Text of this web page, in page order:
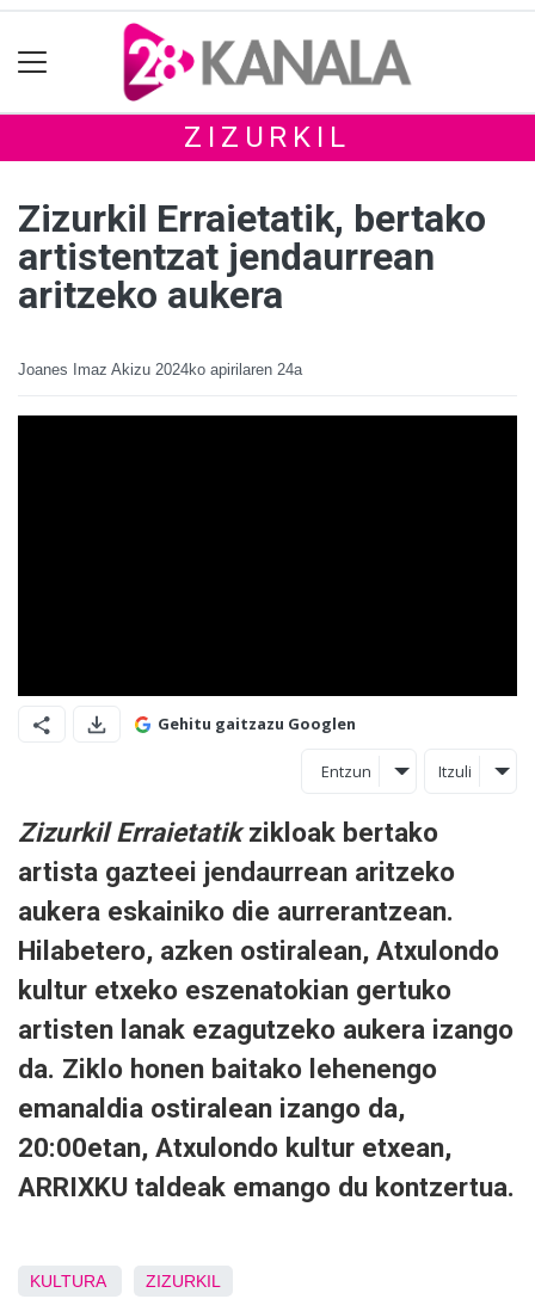
ZIZURKIL
Zizurkil Erraietatik, bertako
artistentzat jendaurrean
aritzeko aukera
Joanes Imaz Akizu 2024ko apirilaren 24a
Gehitu gaitzazu Googlen
Entzun Itzuli
Zizurkil Erraietatikzikloak bertako
artista gazteei jendaurrean aritzeko
aukera eskainiko die aurrerantzean.
Hilabetero, azken ostiralean, Atxulondo
kultur etxeko eszenatokian gertuko
artisten lanak ezagutzeko aukera izango
da. Ziklo honen baitako lehenengo
emanaldia ostiralean izango da,
20:00etan, Atxulondo kultur etxean,
ARRIXKU taldeak emango du kontzertua.
KULTURA ZIZURKIL